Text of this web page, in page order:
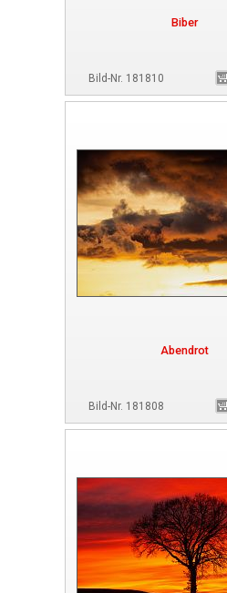
Biber
Bild-Nr. 181810
Abendrot
Bild-Nr. 181808